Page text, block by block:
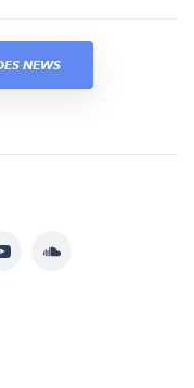
NEWS
YouTubeSoundcloud